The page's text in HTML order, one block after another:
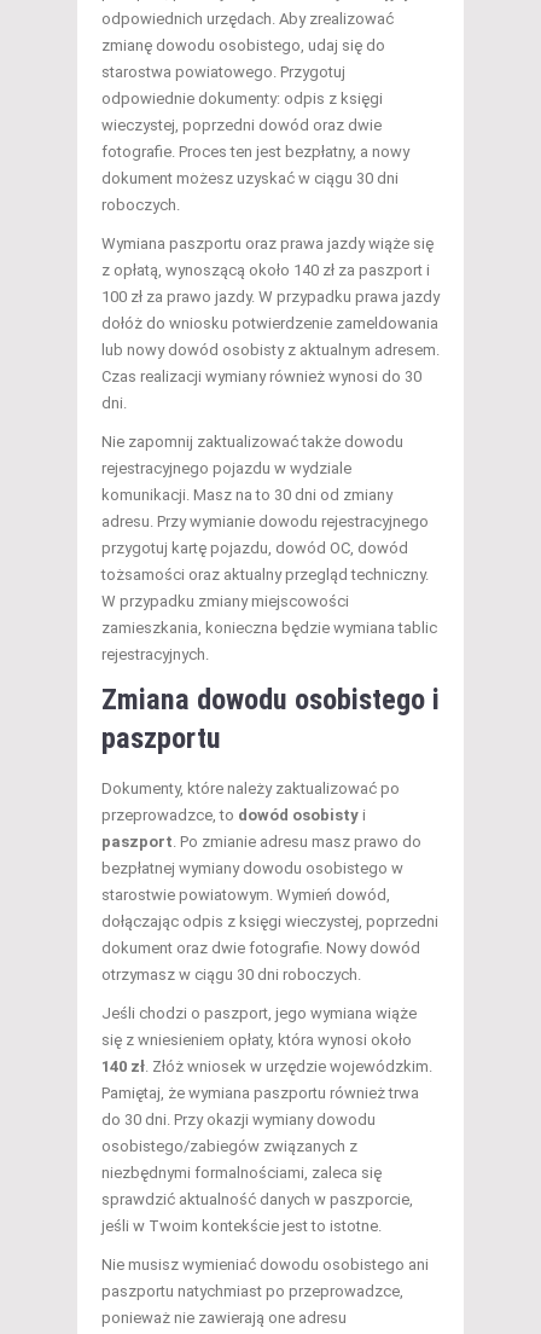
odpowiednich urzędach. Aby zrealizować
zmianę dowodu osobistego, udaj się do
starostwa powiatowego. Przygotuj
odpowiednie dokumenty: odpis z księgi
wieczystej, poprzedni dowód oraz dwie
fotografie. Proces ten jest bezpłatny, a nowy
dokument możesz uzyskać w ciągu 30 dni
roboczych.
Wymiana paszportu oraz prawa jazdy wiąże się
z opłatą, wynoszącą około 140 zł za paszport i
100 zł za prawo jazdy. W przypadku prawa jazdy
dołóż do wniosku potwierdzenie zameldowania
lub nowy dowód osobisty z aktualnym adresem.
Czas realizacji wymiany również wynosi do 30
dni.
Nie zapomnij zaktualizować także dowodu
rejestracyjnego pojazdu w wydziale
komunikacji. Masz na to 30 dni od zmiany
adresu. Przy wymianie dowodu rejestracyjnego
przygotuj kartę pojazdu, dowód OC, dowód
tożsamości oraz aktualny przegląd techniczny.
W przypadku zmiany miejscowości
zamieszkania, konieczna będzie wymiana tablic
rejestracyjnych.
Zmiana dowodu osobistego i
paszportu
Dokumenty, które należy zaktualizować po
przeprowadzce, to dowód osobisty i
paszport. Po zmianie adresu masz prawo do
bezpłatnej wymiany dowodu osobistego w
starostwie powiatowym. Wymień dowód,
dołączając odpis z księgi wieczystej, poprzedni
dokument oraz dwie fotografie. Nowy dowód
otrzymasz w ciągu 30 dni roboczych.
Jeśli chodzi o paszport, jego wymiana wiąże
się z wniesieniem opłaty, która wynosi około
140 zł. Złóż wniosek w urzędzie wojewódzkim.
Pamiętaj, że wymiana paszportu również trwa
do 30 dni. Przy okazji wymiany dowodu
osobistego/zabiegów związanych z
niezbędnymi formalnościami, zaleca się
sprawdzić aktualność danych w paszporcie,
jeśli w Twoim kontekście jest to istotne.
Nie musisz wymieniać dowodu osobistego ani
paszportu natychmiast po przeprowadzce,
ponieważ nie zawierają one adresu